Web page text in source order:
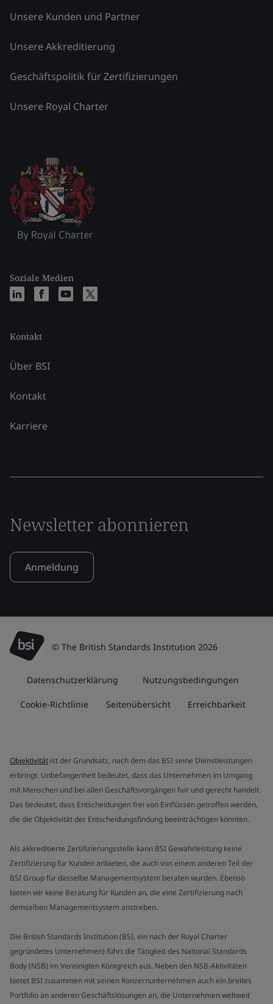
Unsere Kunden und Partner
Unsere Akkreditierung
Geschäftspolitik für Zertifizierungen
Unsere Royal Charter
Soziale Medien
Kontakt
Über BSI
Kontakt
Karriere
Newsletter abonnieren
Anmeldung
© The British Standards Institution 2026
Datenschutzerklärung Nutzungsbedingungen
Cookie-Richtlinie Seitenübersicht Erreichbarkeit
Objektivität ist der Grundsatz, nach dem das BSI seine Dienstleistungen
erbringt. Unbefangenheit bedeutet, dass das Unternehmen im Umgang
mit Menschen und bei allen Geschäftsvorgängen fair und gerecht handelt.
Das bedeutet, dass Entscheidungen frei von Einflüssen getroffen werden,
die die Objektivität der Entscheidungsfindung beeinträchtigen könnten.
Als akkreditierte Zertifizierungsstelle kann BSI Gewährleistung keine
Zertifizierung für Kunden anbieten, die auch von einem anderen Teil der
BSI Group für dasselbe Managementsystem beraten wurden. Ebenso
bieten wir keine Beratung für Kunden an, die eine Zertifizierung nach
demselben Managementsystem anstreben.
Die British Standards Institution (BSI, ein nach der Royal Charter
gegründetes Unternehmen) führt die Tätigkeit des National Standards
Body (NSB) im Vereinigten Königreich aus. Neben den NSB-Aktivitäten
bietet BSI zusammen mit seinen Konzernunternehmen auch ein breites
Portfolio an anderen Geschäftslösungen an, die Unternehmen weltweit